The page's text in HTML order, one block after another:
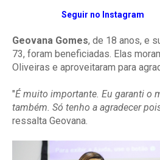
Seguir no Instagram
Geovana Gomes, de 18 anos, e
73, foram beneficiadas. Elas
Oliveiras e aproveitaram para
"É muito importante. Eu garanti o
também. Só tenho a agradecer
ressalta Geovana.